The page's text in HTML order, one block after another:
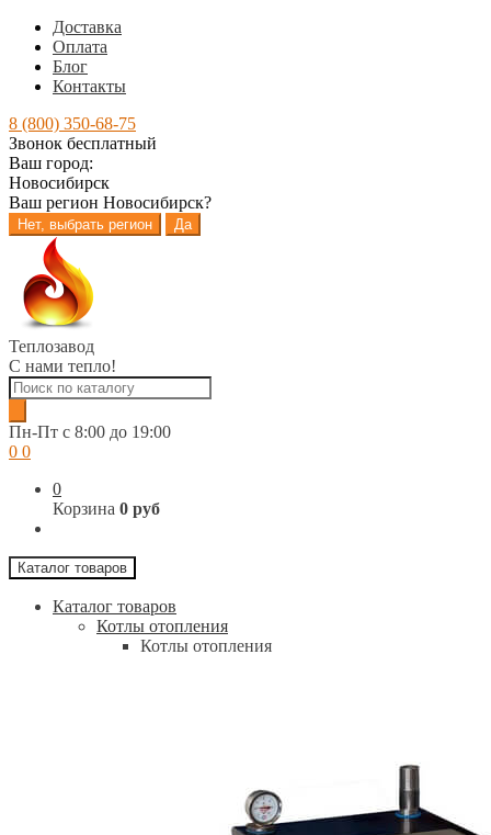
Доставка
Оплата
Блог
Контакты
8 (800) 350-68-75
Звонок бесплатный
Ваш город:
Новосибирск
Ваш регион Новосибирск?
Нет, выбрать регион Да
Перейти
навигации
Перейти
содержимому
Теплозавод
С нами тепло!
Поиск
товаров
Пн-Пт c 8:00 до 19:00
0 0
0
Корзина 0 руб
Каталог товаров
Каталог товаров
Котлы отопления
Котлы отопления